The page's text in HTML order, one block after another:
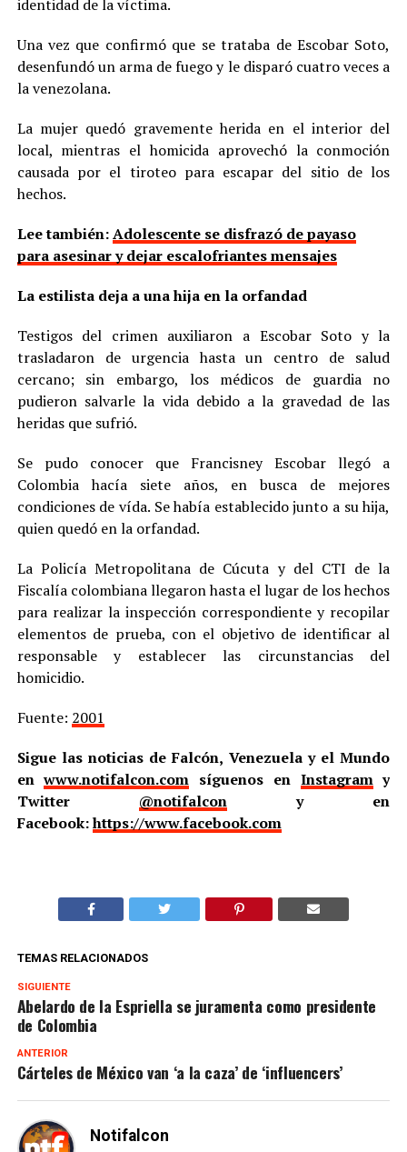
identidad de la víctima.
Una vez que confirmó que se trataba de Escobar Soto,
desenfundó un arma de fuego y le disparó cuatro veces a
la venezolana.
La mujer quedó gravemente herida en el interior del
local, mientras el homicida aprovechó la conmoción
causada por el tiroteo para escapar del sitio de los
hechos.
Lee también:Adolescente se disfrazó de payaso
para asesinar y dejar escalofriantes mensajes
La estilista deja a una hija en la orfandad
Testigos del crimen auxiliaron a Escobar Soto y la
trasladaron de urgencia hasta un centro de salud
cercano; sin embargo, los médicos de guardia no
pudieron salvarle la vida debido a la gravedad de las
heridas que sufrió.
Se pudo conocer que Francisney Escobar llegó a
Colombia hacía siete años, en busca de mejores
condiciones de vída. Se había establecido junto a su hija,
quien quedó en la orfandad.
La Policía Metropolitana de Cúcuta y del CTI de la
Fiscalía colombiana llegaron hasta el lugar de los hechos
para realizar la inspección correspondiente y recopilar
elementos de prueba, con el objetivo de identificar al
responsable y establecer las circunstancias del
homicidio.
Fuente: 2001
Sigue las noticias de Falcón, Venezuela y el Mundo
enwww.notifalcon.com síguenos en Instagramy
Twitter @notifalcony en
Facebook:https://www.facebook.com
TEMAS RELACIONADOS
SIGUIENTE
Abelardo de la Espriella se juramenta como presidente
de Colombia
ANTERIOR
Cárteles de México van ‘a la caza’ de ‘influencers’
Notifalcon